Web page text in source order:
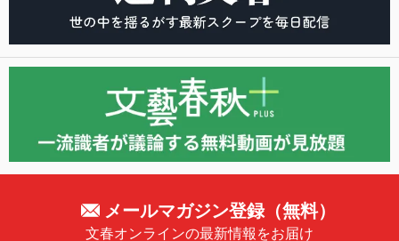
メールマガジン登録（無料）
文春オンラインの最新情報をお届け